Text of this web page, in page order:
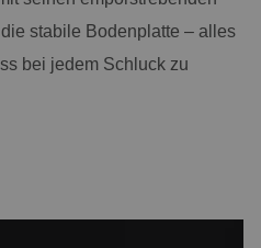
stabile Bodenplatte – alles
bei jedem Schluck zu